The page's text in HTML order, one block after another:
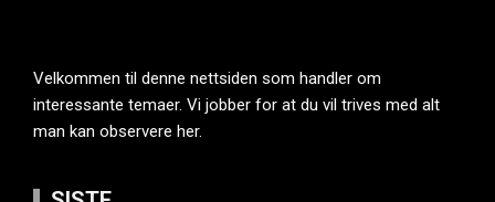
Velkommen til denne nettsiden som handler om
interessante temaer. Vi jobber for at du vil trives med alt
man kan observere her.